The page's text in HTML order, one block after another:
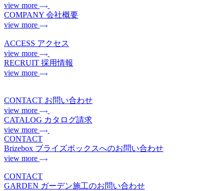
view more
COMPANY 会社概要
view more
ACCESS アクセス
view more
RECRUIT 採用情報
view more
CONTACT お問い合わせ
view more
CATALOG カタログ請求
view more
CONTACT
Brizebox ブライズボックスへのお問い合わせ
view more
CONTACT
GARDEN ガーデン施工のお問い合わせ